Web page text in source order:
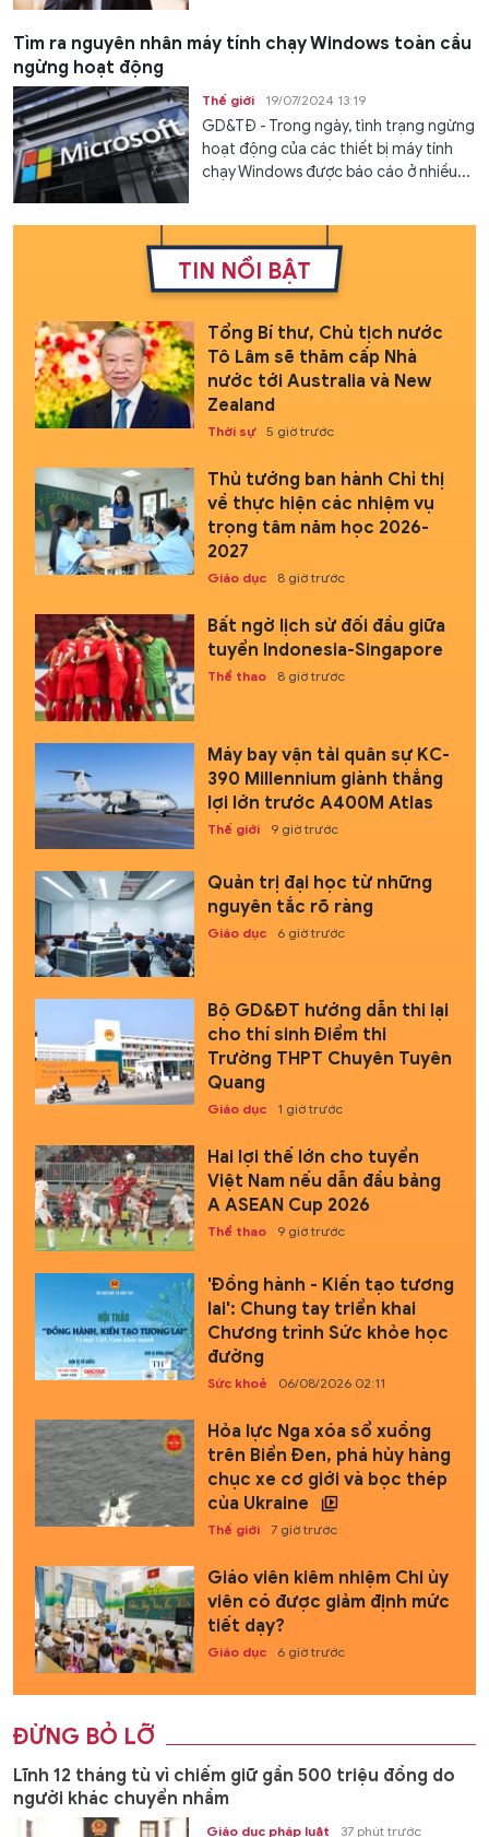
Tìm ra nguyên nhân máy tính chạy Windows toàn cầu
ngừng hoạt động
Thế giới 19/07/2024 13:19
GD&TĐ - Trong ngày, tình trạng ngừng
hoạt động của các thiết bị máy tính
chạy Windows được báo cáo ở nhiều...
TIN NỔI BẬT
Tổng Bí thư, Chủ tịch nước
Tô Lâm sẽ thăm cấp Nhà
nước tới Australia và New
Zealand
Thời sự 5 giờ trước
Thủ tướng ban hành Chỉ thị
về thực hiện các nhiệm vụ
trọng tâm năm học 2026-
2027
Giáo dục 8 giờ trước
Bất ngờ lịch sử đối đầu giữa
tuyển Indonesia-Singapore
Thể thao 8 giờ trước
Máy bay vận tải quân sự KC-
390 Millennium giành thắng
lợi lớn trước A400M Atlas
Thế giới 9 giờ trước
Quản trị đại học từ những
nguyên tắc rõ ràng
Giáo dục 6 giờ trước
Bộ GD&ĐT hướng dẫn thi lại
cho thí sinh Điểm thi
Trường THPT Chuyên Tuyên
Quang
Giáo dục 1 giờ trước
Hai lợi thế lớn cho tuyển
Việt Nam nếu dẫn đầu bảng
A ASEAN Cup 2026
Thể thao 9 giờ trước
'Đồng hành - Kiến tạo tương
lai': Chung tay triển khai
Chương trình Sức khỏe học
đường
Sức khoẻ 06/08/2026 02:11
Hỏa lực Nga xóa sổ xuồng
trên Biển Đen, phá hủy hàng
chục xe cơ giới và bọc thép
của Ukraine
Thế giới 7 giờ trước
Giáo viên kiêm nhiệm Chi ủy
viên có được giảm định mức
tiết dạy?
Giáo dục 6 giờ trước
ĐỪNG BỎ LỠ
Lĩnh 12 tháng tù vì chiếm giữ gần 500 triệu đồng do
người khác chuyển nhầm
Giáo dục pháp luật 37 phút trước